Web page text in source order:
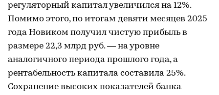
регуляторный капитал увеличился на 12%.
Помимо этого, по итогам девяти месяцев 2025
года Новиком получил чистую прибыль в
размере 22,3 млрд руб. — на уровне
аналогичного периода прошлого года, а
рентабельность капитала составила 25%.
Сохранение высоких показателей банка